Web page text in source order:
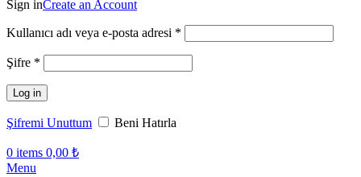
Sign inCreate an Account
Kullanıcı adı veya e-posta adresi *
Şifre *
Log in
Şifremi Unuttum Beni Hatırla
0 items 0,00 ₺
Menu